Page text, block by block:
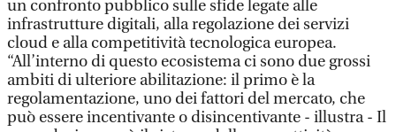
un confronto pubblico sulle sfide legate alle
infrastrutture digitali, alla regolazione dei servizi
cloud e alla competitività tecnologica europea.
“All’interno di questo ecosistema ci sono due grossi
ambiti di ulteriore abilitazione: il primo è la
regolamentazione, uno dei fattori del mercato, che
può essere incentivante o disincentivante - illustra - Il